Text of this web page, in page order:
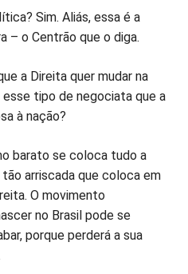
Sim. Aliás, essa é a
– o Centrão que o diga.
a Direita quer mudar na
tipo de negociata que a
à nação?
barato se coloca tudo a
tão arriscada que coloca em
O movimento
no Brasil pode se
porque perderá a sua